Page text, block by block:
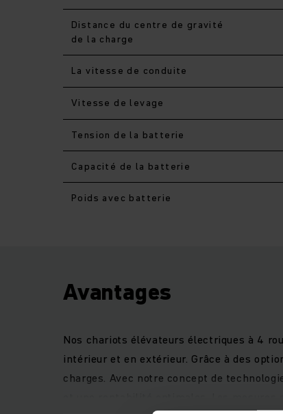
Distance du centre de gravité
de la charge
La vitesse de conduite
Vitesse de levage
Tension de la batterie
Capacité de la batterie
Poids avec batterie
Avantages
Nos chariots élévateurs électriques à 4
intérieur et en extérieur. Grâce à des
charges. Avec notre concept de